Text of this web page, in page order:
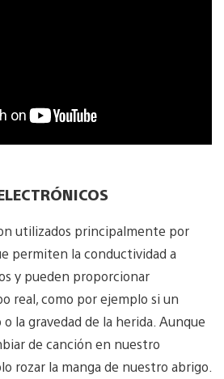
utilizados principalmente por
permiten la conductividad a
y pueden proporcionar
real, como por ejemplo si un
la gravedad de la herida. Aunque
de canción en nuestro
rozar la manga de nuestro abrigo.